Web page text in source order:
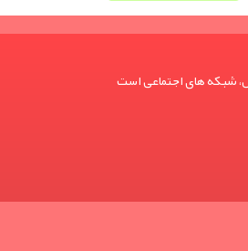
شبکه های اجتماعی است